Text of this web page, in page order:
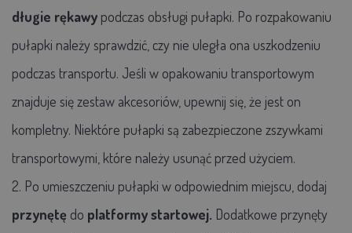
długie rękawy podczas obsługi pułapki. Po rozpakowaniu
pułapki należy sprawdzić, czy nie uległa ona uszkodzeniu
podczas transportu. Jeśli w opakowaniu transportowym
znajduje się zestaw akcesoriów, upewnij się, że jest on
kompletny. Niektóre pułapki są zabezpieczone zszywkami
transportowymi, które należy usunąć przed użyciem.
2. Po umieszczeniu pułapki w odpowiednim miejscu, dodaj
przynętę do platformy startowej. Dodatkowe przynęty